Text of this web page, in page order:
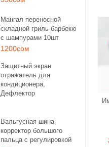
Мангал переносной
складной гриль барбекю
с шампурами 10шт
1200сом
Защитный экран
отражатель для
кондиционера,
Дефлектор
Вальгусная шина
корректор большого
пальца с регулировкой